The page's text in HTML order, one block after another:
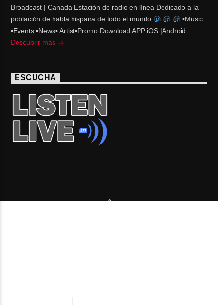
Broadcast | Canada Estación de radio en línea Dedicado a la
población de habla hispana de todo el mundo
▪Music
▪Events ▪News▪ Artist▪Promo Download APP iOS |Android
Descubrir más
ESCUCHA